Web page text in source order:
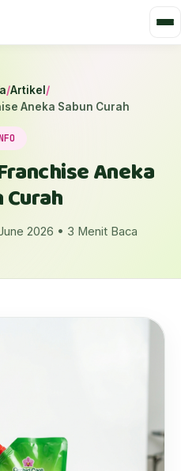
/Artikel /
Aneka Sabun Curah
Aneka
Curah
2026 • 3 Menit Baca